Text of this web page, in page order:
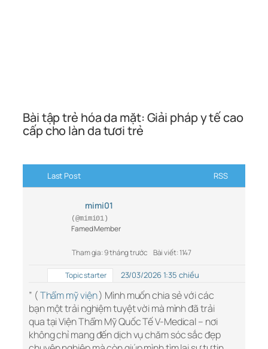
Bài tập trẻ hóa da mặt: Giải pháp y tế cao
cấp cho làn da tươi trẻ
Last Post RSS
mimi01
(@mimi01)
Famed Member
Tham gia: 9 tháng trước Bài viết: 1147
Topic starter 23/03/2026 1:35 chiều
” (Thẩm mỹ viện) Mình muốn chia sẻ với các
bạn một trải nghiệm tuyệt vời mà mình đã trải
qua tại Viện Thẩm Mỹ Quốc Tế V-Medical – nơi
không chỉ mang đến dịch vụ chăm sóc sắc đẹp